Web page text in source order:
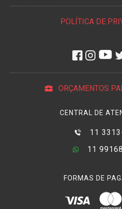
POLÍTICA DE
ORÇAMENTOS
CENTRAL DE
11
11
FORMAS DE